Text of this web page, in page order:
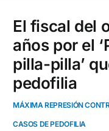
El fiscal del
años por el
pilla-pilla’
pedofilia
MÁXIMA REPRESIÓN
CASOS DE PEDOFILIA
redes
de